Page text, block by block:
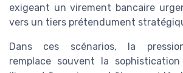
exigeant un virement bancaire
vers un tiers prétendument
Dans ces scénarios, la
remplace souvent la